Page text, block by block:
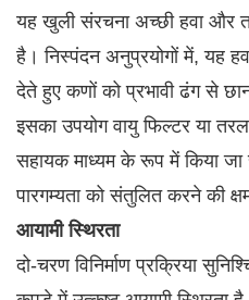
यह खुली संरचना अच्छी हवा और
है। निस्पंदन अनुप्रयोगों में, यह
देते हुए कणों को प्रभावी ढंग से
इसका उपयोग वायु फिल्टर या
सहायक माध्यम के रूप में किया
पारगम्यता को संतुलित करने की
आयामी स्थिरता
दो-चरण विनिर्माण प्रक्रिया